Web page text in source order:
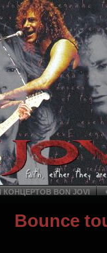
BON JOVI
Bounce